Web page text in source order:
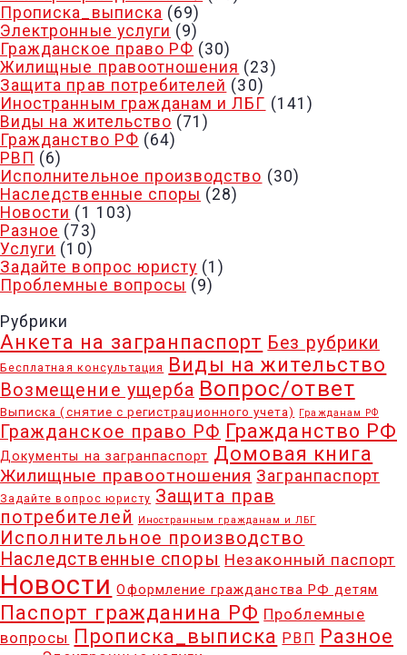
Прописка_выписка (69)
Электронные услуги (9)
Гражданское право РФ (30)
Жилищные правоотношения (23)
Защита прав потребителей (30)
Иностранным гражданам и ЛБГ (141)
Виды на жительство (71)
Гражданство РФ (64)
РВП (6)
Исполнительное производство (30)
Наследственные споры (28)
Новости (1 103)
Разное (73)
Услуги (10)
Задайте вопрос юристу (1)
Проблемные вопросы (9)
Рубрики
Анкета на загранпаспорт Без рубрики
Бесплатная консультация Виды на жительство
Возмещение ущерба Вопрос/ответ
Выписка (снятие с регистрационного учета) Гражданам РФ
Гражданское право РФ Гражданство РФ
Документы на загранпаспорт Домовая книга
Жилищные правоотношения Загранпаспорт
Задайте вопрос юристу Защита прав
потребителей
Иностранным гражданам и ЛБГ
Исполнительное производство
Наследственные споры Незаконный паспорт
Новости Оформление гражданства РФ детям
Паспорт гражданина РФ Проблемные
вопросы Прописка_выписка РВП Разное